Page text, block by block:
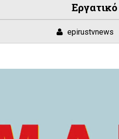
epirustvnews